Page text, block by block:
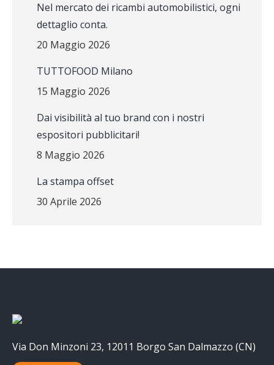
Nel mercato dei ricambi automobilistici, ogni
dettaglio conta.
20 Maggio 2026
TUTTOFOOD Milano
15 Maggio 2026
Dai visibilità al tuo brand con i nostri
espositori pubblicitari!
8 Maggio 2026
La stampa offset
30 Aprile 2026
Via Don Minzoni 23, 12011 Borgo San Dalmazzo (CN)